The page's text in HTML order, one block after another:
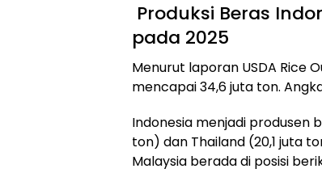
Produksi Beras
pada 2025
Menurut laporan USDA Rice
mencapai 34,6 juta ton.
Indonesia menjadi produsen
ton) dan Thailand (20,1 juta
Malaysia berada di posisi